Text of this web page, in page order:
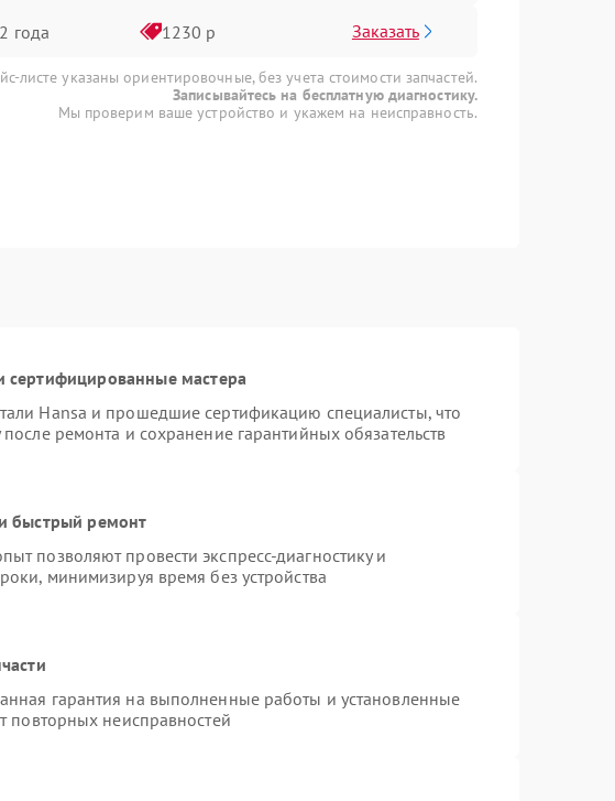
2 года 1230 р Заказать
листе указаны ориентировочные, без учета стоимости запчастей.
Записывайтесь на бесплатную диагностику.
Мы проверим ваше устройство и укажем на неисправность.
сертифицированные мастера
Hansa и прошедшие сертификацию специалисты, что
ремонта и сохранение гарантийных обязательств
быстрый ремонт
позволяют провести экспресс-диагностику и
минимизируя время без устройства
гарантия на выполненные работы и установленные
повторных неисправностей